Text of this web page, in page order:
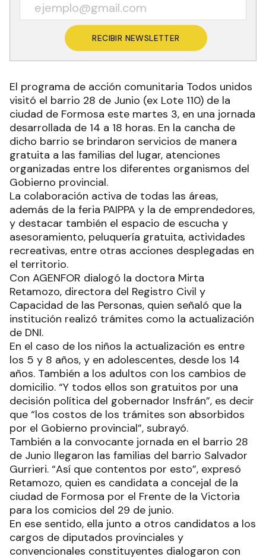
RECIBIR NEWSLETTER
El programa de acción comunitaria Todos unidos
visitó el barrio 28 de Junio (ex Lote 110) de la
ciudad de Formosa este martes 3, en una jornada
desarrollada de 14 a 18 horas. En la cancha de
dicho barrio se brindaron servicios de manera
gratuita a las familias del lugar, atenciones
organizadas entre los diferentes organismos del
Gobierno provincial.
La colaboración activa de todas las áreas,
además de la feria PAIPPA y la de emprendedores,
y destacar también el espacio de escucha y
asesoramiento, peluquería gratuita, actividades
recreativas, entre otras acciones desplegadas en
el territorio.
Con AGENFOR dialogó la doctora Mirta
Retamozo, directora del Registro Civil y
Capacidad de las Personas, quien señaló que la
institución realizó trámites como la actualización
de DNI.
En el caso de los niños la actualización es entre
los 5 y 8 años, y en adolescentes, desde los 14
años. También a los adultos con los cambios de
domicilio. “Y todos ellos son gratuitos por una
decisión política del gobernador Insfrán”, es decir
que “los costos de los trámites son absorbidos
por el Gobierno provincial”, subrayó.
También a la convocante jornada en el barrio 28
de Junio llegaron las familias del barrio Salvador
Gurrieri. “Así que contentos por esto”, expresó
Retamozo, quien es candidata a concejal de la
ciudad de Formosa por el Frente de la Victoria
para los comicios del 29 de junio.
En ese sentido, ella junto a otros candidatos a los
cargos de diputados provinciales y
convencionales constituyentes dialogaron con